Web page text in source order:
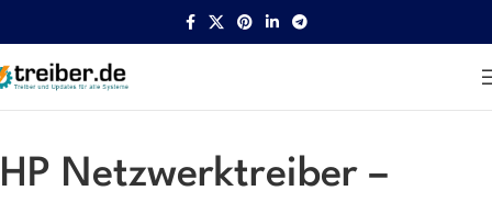
Startseite HP Netzwerk
HP Netzwerktreiber –